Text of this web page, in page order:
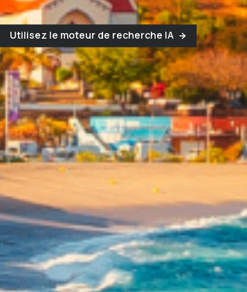
Utilisez le moteur de recherche IA